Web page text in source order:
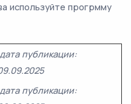
используйте прогрмму
дата публикации:
дата публикации: